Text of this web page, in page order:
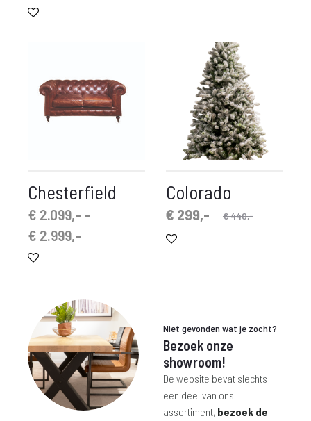
Chesterfield
€ 2.099,- -
€ 2.999,-
€ 2.999,-
Colorado
€440,-
Oorspronkelijke
€ 299,-
Huidige
prijs
Niet gevonden wat je zocht?
Bezoek onze
showroom!
De website bevat slechts
een deel van ons
assortiment, bezoek de